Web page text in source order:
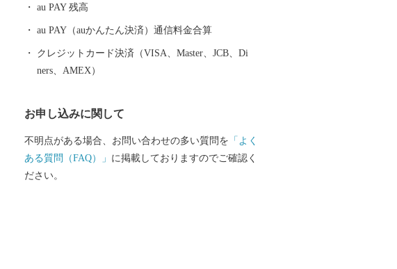
も伝わる金山跡など、多くの観光スポットも魅力で
す。 また，鮮度抜群の魚介類やフカヒレを使った料理
はもちろん，Ｂ級グルメとして人気沸騰中の気仙沼ホ
してください！！
au PAY 残高
au PAY（auかんたん決済）通信料金合算
クレジットカード決済（VISA、Master、JCB、Di
ners、AMEX）
お申し込みに関して
不明点がある場合、お問い合わせの多い質問を 「よく
ある質問（FAQ）」 に掲載しておりますのでご確認く
ださい。